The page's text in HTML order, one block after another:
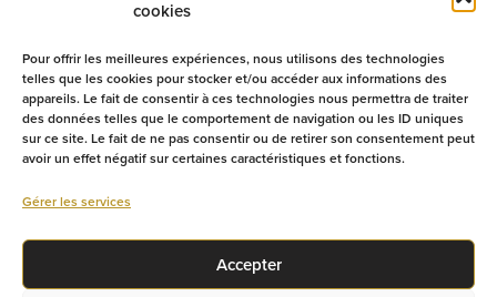
cookies
Pour offrir les meilleures expériences, nous utilisons des technologies
telles que les cookies pour stocker et/ou accéder aux informations des
appareils. Le fait de consentir à ces technologies nous permettra de traiter
des données telles que le comportement de navigation ou les ID uniques
sur ce site. Le fait de ne pas consentir ou de retirer son consentement peut
avoir un effet négatif sur certaines caractéristiques et fonctions.
Gérer les services
Accepter
© 2026 - Équipe Prospero, Tous droits réservés. |Politique de